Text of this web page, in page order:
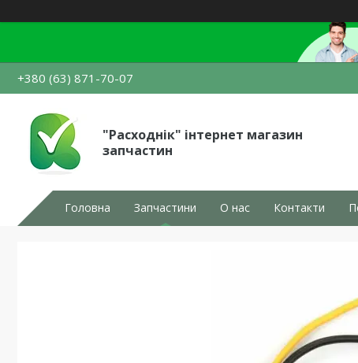
+380 (63) 871-70-07
"Расходнік" інтернет магазин
запчастин
Головна Запчастини О нас Контакти